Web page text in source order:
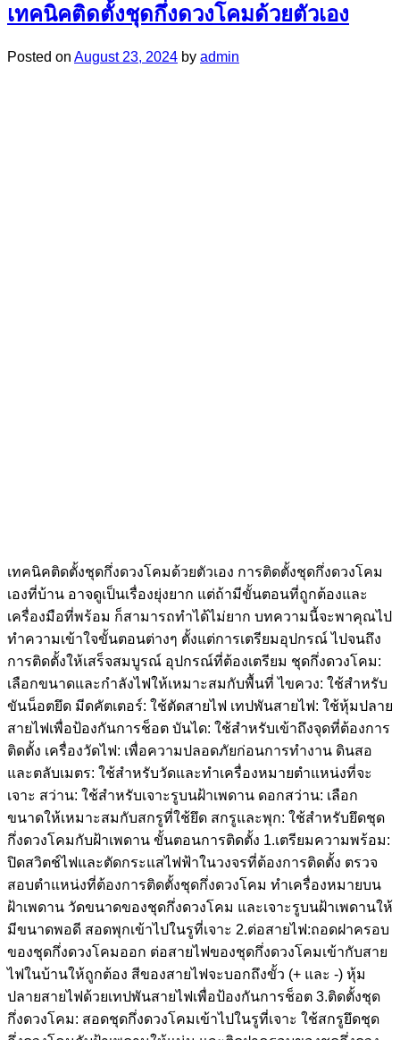
เทคนิคติดตั้งชุดกึ่งดวงโคมด้วยตัวเอง
Posted on August 23, 2024 by admin
เทคนิคติดตั้งชุดกึ่งดวงโคมด้วยตัวเอง การติดตั้งชุดกึ่งดวงโคม
เองที่บ้าน อาจดูเป็นเรื่องยุ่งยาก แต่ถ้ามีขั้นตอนที่ถูกต้องและ
เครื่องมือที่พร้อม ก็สามารถทำได้ไม่ยาก บทความนี้จะพาคุณไป
ทำความเข้าใจขั้นตอนต่างๆ ตั้งแต่การเตรียมอุปกรณ์ ไปจนถึง
การติดตั้งให้เสร็จสมบูรณ์ อุปกรณ์ที่ต้องเตรียม ชุดกึ่งดวงโคม:
เลือกขนาดและกำลังไฟให้เหมาะสมกับพื้นที่ ไขควง: ใช้สำหรับ
ขันน็อตยึด มีดคัตเตอร์: ใช้ตัดสายไฟ เทปพันสายไฟ: ใช้หุ้มปลาย
สายไฟเพื่อป้องกันการช็อต บันได: ใช้สำหรับเข้าถึงจุดที่ต้องการ
ติดตั้ง เครื่องวัดไฟ: เพื่อความปลอดภัยก่อนการทำงาน ดินสอ
และตลับเมตร: ใช้สำหรับวัดและทำเครื่องหมายตำแหน่งที่จะ
เจาะ สว่าน: ใช้สำหรับเจาะรูบนฝ้าเพดาน ดอกสว่าน: เลือก
ขนาดให้เหมาะสมกับสกรูที่ใช้ยึด สกรูและพุก: ใช้สำหรับยึดชุด
กึ่งดวงโคมกับฝ้าเพดาน ขั้นตอนการติดตั้ง 1.เตรียมความพร้อม:
ปิดสวิตช์ไฟและตัดกระแสไฟฟ้าในวงจรที่ต้องการติดตั้ง ตรวจ
สอบตำแหน่งที่ต้องการติดตั้งชุดกึ่งดวงโคม ทำเครื่องหมายบน
ฝ้าเพดาน วัดขนาดของชุดกึ่งดวงโคม และเจาะรูบนฝ้าเพดานให้
มีขนาดพอดี สอดพุกเข้าไปในรูที่เจาะ 2.ต่อสายไฟ:ถอดฝาครอบ
ของชุดกึ่งดวงโคมออก ต่อสายไฟของชุดกึ่งดวงโคมเข้ากับสาย
ไฟในบ้านให้ถูกต้อง สีของสายไฟจะบอกถึงขั้ว (+ และ -) หุ้ม
ปลายสายไฟด้วยเทปพันสายไฟเพื่อป้องกันการช็อต 3.ติดตั้งชุด
กึ่งดวงโคม: สอดชุดกึ่งดวงโคมเข้าไปในรูที่เจาะ ใช้สกรูยึดชุด